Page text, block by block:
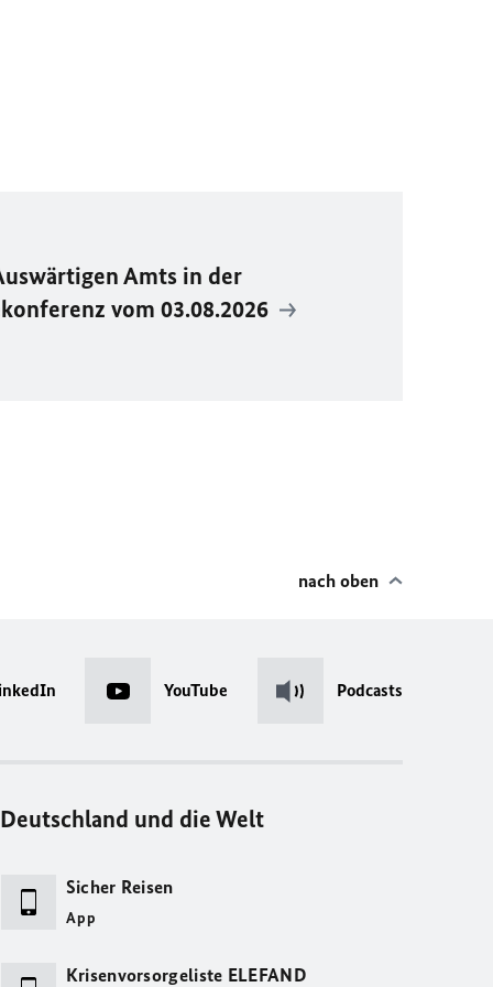
Amts in der
vom 03.08.2026
nach oben
YouTube Podcasts
Deutschland und die Welt
Sicher Reisen
App
Krisenvorsorgeliste ELEFAND